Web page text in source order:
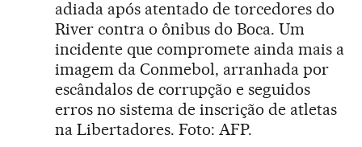
adiada após atentado de torcedores do
River contra o ônibus do Boca. Um
incidente que compromete ainda mais a
imagem da Conmebol, arranhada por
escândalos de corrupção e seguidos
erros no sistema de inscrição de atletas
na Libertadores. Foto: AFP.